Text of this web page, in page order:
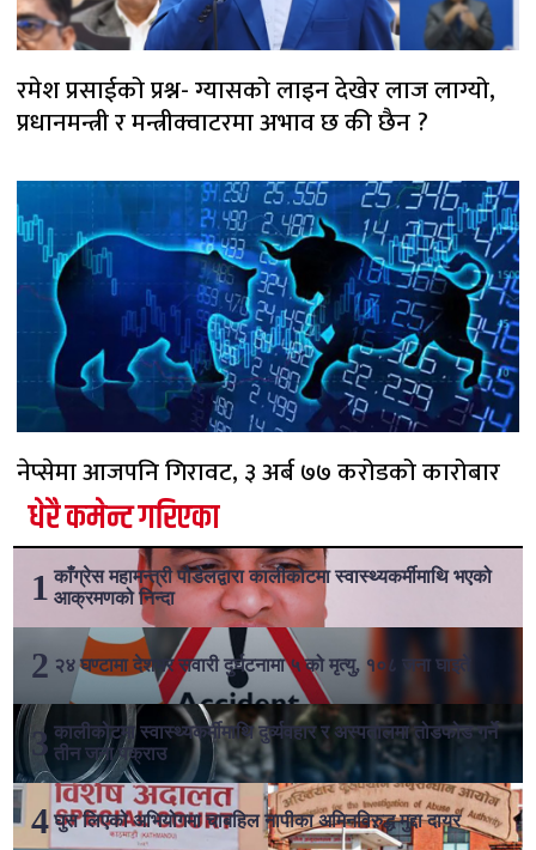
रमेश प्रसाईको प्रश्न- ग्यासको लाइन देखेर लाज लाग्यो,
प्रधानमन्त्री र मन्त्रीक्वाटरमा अभाव छ की छैन ?
नेप्सेमा आजपनि गिरावट, ३ अर्ब ७७ करोडको कारोबार
धेरै कमेन्ट गरिएका
काँग्रेस महामन्त्री पौडेलद्वारा कालीकोटमा स्वास्थ्यकर्मीमाथि भएको
आक्रमणको निन्दा
२४ घण्टामा देशभर सवारी दुर्घटनामा ५ को मृत्यु, १०८ जना घाइते
कालीकोटमा स्वास्थ्यकर्मीमाथि दुर्व्यवहार र अस्पतालमा तोडफोड गर्ने
तीन जना पक्राउ
घुस लिएको अभियोगमा चाबहिल नापीका अमिनविरुद्ध मुद्दा दायर